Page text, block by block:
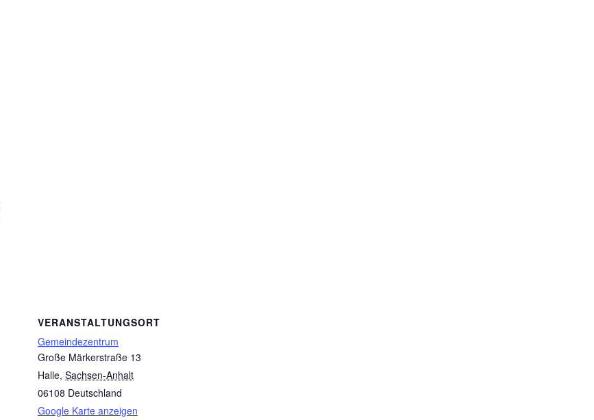
VERANSTALTUNGSORT
Gemeindezentrum
Große Märkerstraße 13
Halle, Sachsen-Anhalt
06108 Deutschland
Google Karte anzeigen